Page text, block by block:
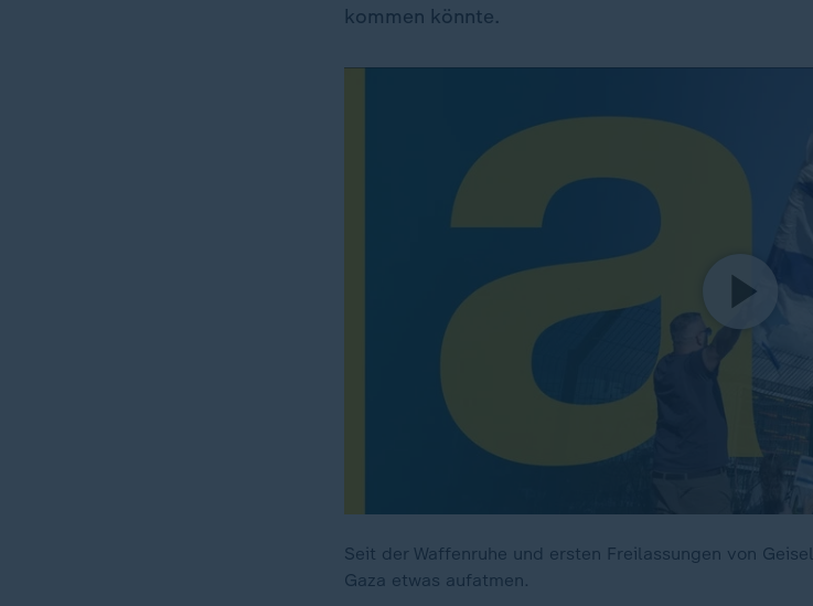
kommen könnte.
Seit der Waffenruhe und ersten Freilassungen von
Gaza etwas aufatmen.